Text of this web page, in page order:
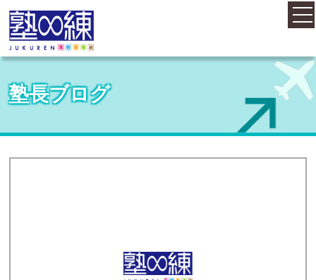
ホーム
コース案内
料金案内
塾長ブログ